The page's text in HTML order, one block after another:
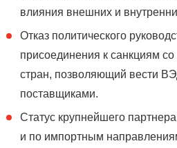
влияния внешних и
Отказ политического
присоединения к санкциям
стран, позволяющий вести
поставщиками.
Статус крупнейшего
и по импортным